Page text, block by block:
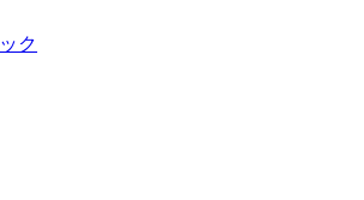
ク